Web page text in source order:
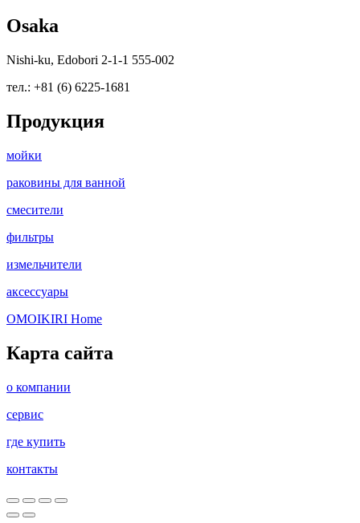
Osaka
Nishi-ku, Edobori 2-1-1 555-002
тел.: +81 (6) 6225-1681
Продукция
мойки
раковины для ванной
смесители
фильтры
измельчители
аксессуары
OMOIKIRI Home
Карта сайта
о компании
сервис
где купить
контакты